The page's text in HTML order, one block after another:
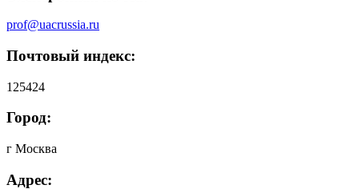
prof@uacrussia.ru
Почтовый индекс:
125424
Город:
г Москва
Адрес: